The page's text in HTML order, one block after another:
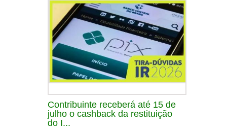
Contribuinte receberá até 15 de
julho o cashback da restituição
do I...